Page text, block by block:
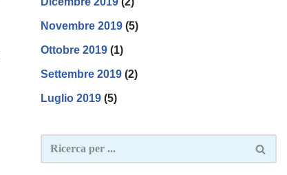
Novembre 2019(5)
Ottobre 2019(1)
Settembre 2019(2)
Luglio 2019(5)